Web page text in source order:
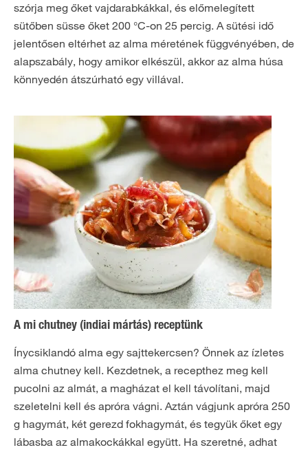
szórja meg őket vajdarabkákkal, és előmelegített
sütőben süsse őket 200 °C-on 25 percig. A sütési idő
jelentősen eltérhet az alma méretének függvényében, de
alapszabály, hogy amikor elkészül, akkor az alma húsa
könnyedén átszúrható egy villával.
A mi chutney (indiai mártás) receptünk
Ínycsiklandó alma egy sajttekercsen? Önnek az ízletes
alma chutney kell. Kezdetnek, a recepthez meg kell
pucolni az almát, a magházat el kell távolítani, majd
szeletelni kell és apróra vágni. Aztán vágjunk apróra 250
g hagymát, két gerezd fokhagymát, és tegyük őket egy
lábasba az almakockákkal együtt. Ha szeretné, adhat